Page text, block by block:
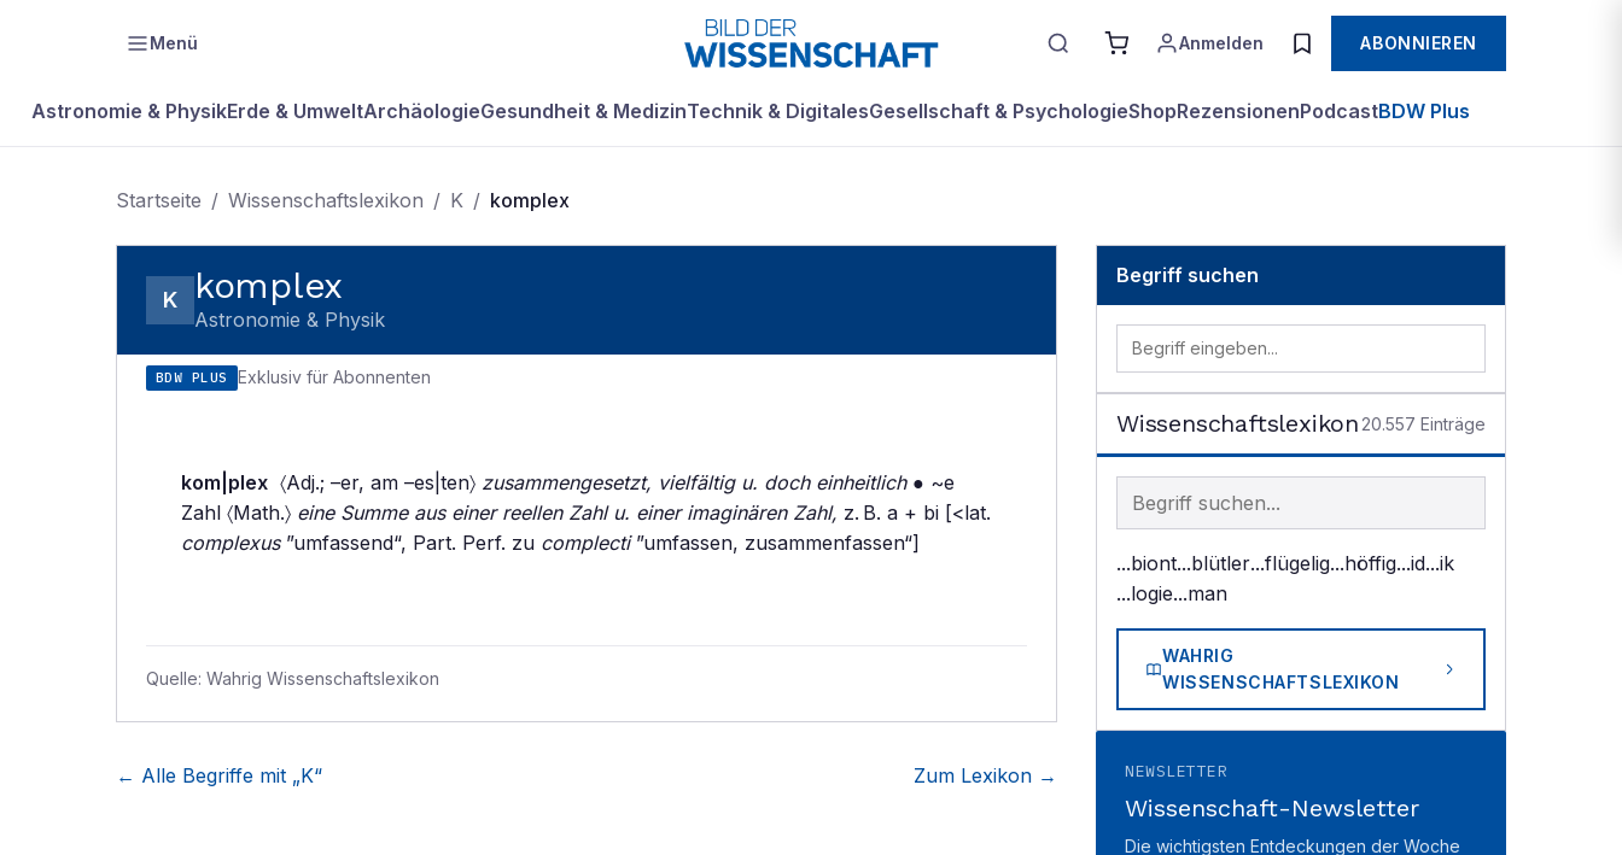
Menü Anmelden ABONNIEREN
Astronomie & PhysikErde & UmweltArchäologieGesundheit & MedizinTechnik & DigitalesGesellschaft & PsychologieShopRezensionenPodcastBDW Plus
Startseite / Wissenschaftslexikon / K / komplex
K komplex
Astronomie & Physik
BDW PLUS Exklusiv für Abonnenten
kom|plex 〈Adj.; –er, am –es|ten〉 zusammengesetzt, vielfältig u. doch einheitlich● ~e
Zahl 〈Math.〉 eine Summe aus einer reellen Zahl u. einer imaginären Zahl, z. B. a + bi [<lat.
complexus”umfassend“, Part. Perf. zu complecti”umfassen, zusammenfassen“]
Quelle: Wahrig Wissenschaftslexikon
← Alle Begriffe mit „K“ Zum Lexikon →
Begriff suchen
Wissenschaftslexikon 20.557 Einträge
Begriff im Lexikon suchen
...biont...blütler...flügelig...höffig...id...ik
...logie...man
WAHRIG
WISSENSCHAFTSLEXIKON
NEWSLETTER
Wissenschaft-Newsletter
Die wichtigsten Entdeckungen der Woche